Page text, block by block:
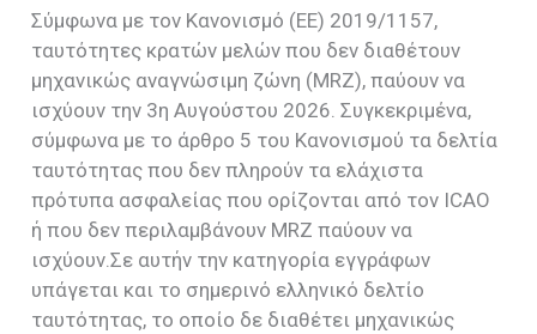
Σύμφωνα με τον Κανονισμό (ΕΕ) 2019/1157,
ταυτότητες κρατών μελών που δεν διαθέτουν
μηχανικώς αναγνώσιμη ζώνη (MRZ), παύουν να
ισχύουν την 3η Αυγούστου 2026. Συγκεκριμένα,
σύμφωνα με το άρθρο 5 του Κανονισμού τα δελτία
ταυτότητας που δεν πληρούν τα ελάχιστα
πρότυπα ασφαλείας που ορίζονται από τον ICAO
ή που δεν περιλαμβάνουν MRZ παύουν να
ισχύουν.Σε αυτήν την κατηγορία εγγράφων
υπάγεται και το σημερινό ελληνικό δελτίο
ταυτότητας, το οποίο δε διαθέτει μηχανικώς